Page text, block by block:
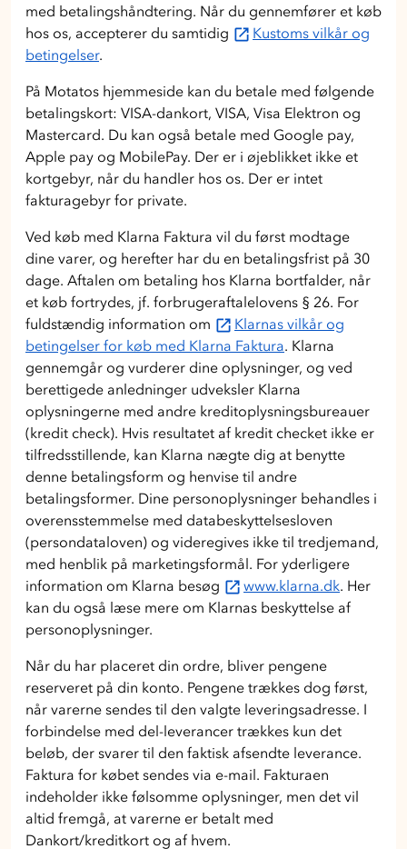
med betalingshåndtering. Når du gennemfører et køb
hos os, accepterer du samtidig
Kustoms vilkår og
betingelser.
På Motatos hjemmeside kan du betale med følgende
betalingskort: VISA-dankort, VISA, Visa Elektron og
Mastercard. Du kan også betale med Google pay,
Apple pay og MobilePay. Der er i øjeblikket ikke et
kortgebyr, når du handler hos os. Der er intet
fakturagebyr for private.
Ved køb med Klarna Faktura vil du først modtage
dine varer, og herefter har du en betalingsfrist på 30
dage. Aftalen om betaling hos Klarna bortfalder, når
et køb fortrydes, jf. forbrugeraftalelovens § 26. For
fuldstændig information om
Klarnas vilkår og
betingelser for køb med Klarna Faktura. Klarna
gennemgår og vurderer dine oplysninger, og ved
berettigede anledninger udveksler Klarna
oplysningerne med andre kreditoplysningsbureauer
(kredit check). Hvis resultatet af kredit checket ikke er
tilfredsstillende, kan Klarna nægte dig at benytte
denne betalingsform og henvise til andre
betalingsformer. Dine personoplysninger behandles i
overensstemmelse med databeskyttelsesloven
(persondataloven) og videregives ikke til tredjemand,
med henblik på marketingsformål. For yderligere
information om Klarna besøg
www.klarna.dk. Her
kan du også læse mere om Klarnas beskyttelse af
personoplysninger.
Når du har placeret din ordre, bliver pengene
reserveret på din konto. Pengene trækkes dog først,
når varerne sendes til den valgte leveringsadresse. I
forbindelse med del-leverancer trækkes kun det
beløb, der svarer til den faktisk afsendte leverance.
Faktura for købet sendes via e-mail. Fakturaen
indeholder ikke følsomme oplysninger, men det vil
altid fremgå, at varerne er betalt med
Dankort/kreditkort og af hvem.